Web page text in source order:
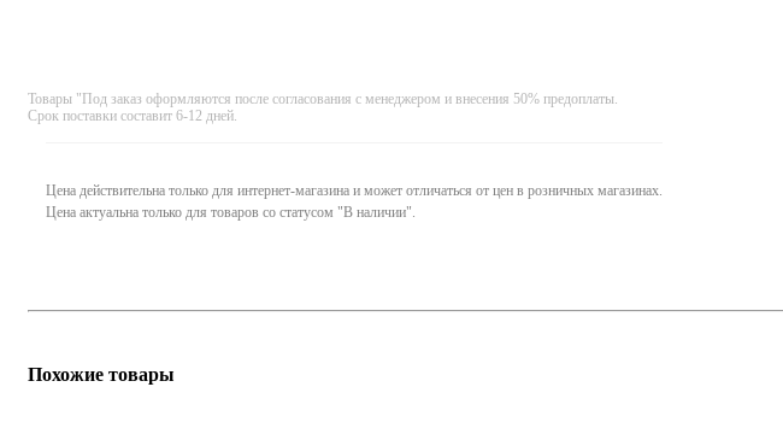
Товары "Под заказ оформляются после согласования с менеджером и внесения 50% предоплаты.
Срок поставки составит 6-12 дней.
Цена действительна только для интернет-магазина и может отличаться от цен в розничных магазинах.
Цена актуальна только для товаров со статусом "В наличии".
Похожие товары